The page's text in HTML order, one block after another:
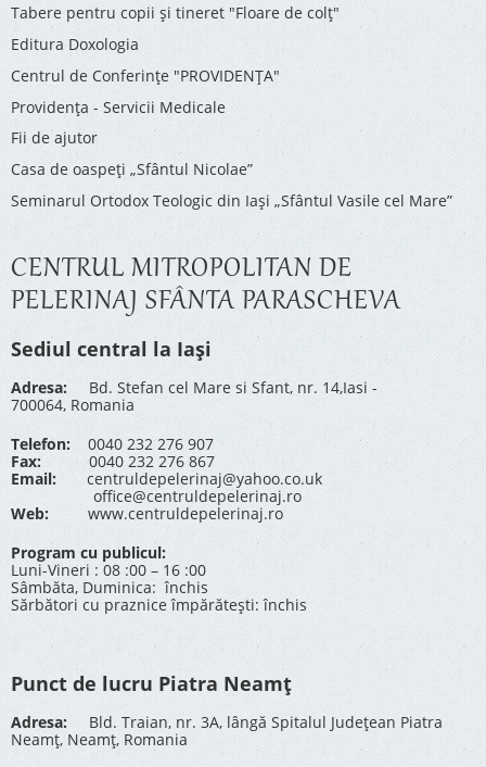
Tabere pentru copii şi tineret "Floare de colţ"
Editura Doxologia
Centrul de Conferinţe "PROVIDENŢA"
Providenţa - Servicii Medicale
Fii de ajutor
Casa de oaspeți „Sfântul Nicolae”
Seminarul Ortodox Teologic din Iași „Sfântul Vasile cel Mare”
CENTRUL MITROPOLITAN DE
PELERINAJ SFÂNTA PARASCHEVA
Sediul central la Iași
Adresa: Bd. Stefan cel Mare si Sfant, nr. 14,Iasi -
700064, Romania
Telefon: 0040 232 276 907
Fax: 0040 232 276 867
Email:
centruldepelerinaj@yahoo.co.uk
office@centruldepelerinaj.ro
Web:
www.centruldepelerinaj.ro
Program cu publicul:
Luni-Vineri : 08 :00 – 16 :00
Sâmbăta, Duminica: închis
Sărbători cu praznice împărătești: închis
Punct de lucru Piatra Neamț
Adresa: Bld. Traian, nr. 3A, lângă Spitalul Județean Piatra
Neamț, Neamț, Romania